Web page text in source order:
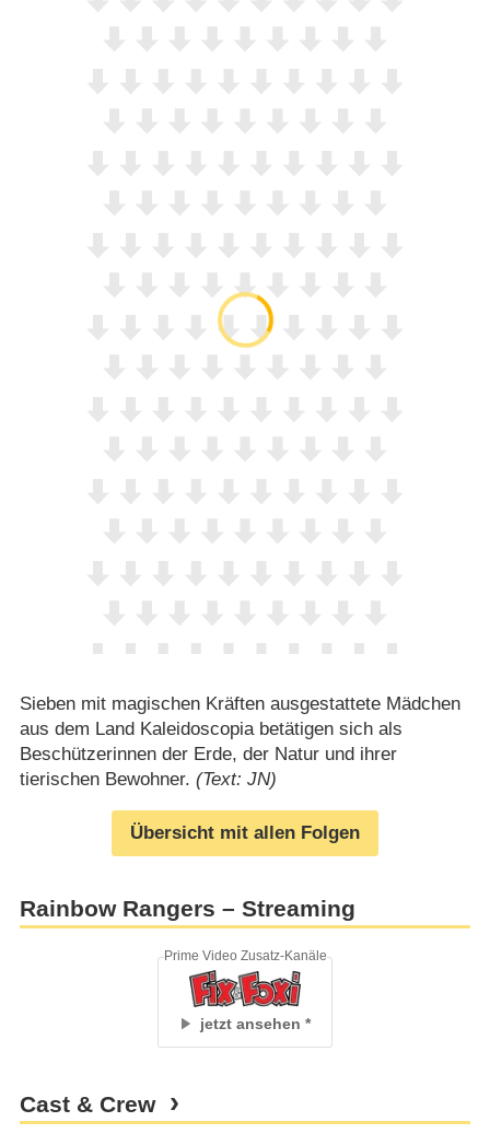
Sieben mit magischen Kräften ausgestattete Mädchen
aus dem Land Kaleidoscopia betätigen sich als
Beschützerinnen der Erde, der Natur und ihrer
tierischen Bewohner. (Text: JN)
Übersicht mit allen Folgen
Rainbow Rangers – Streaming
jetzt ansehen
Prime Video Zusatz-Kanäle
Cast & Crew